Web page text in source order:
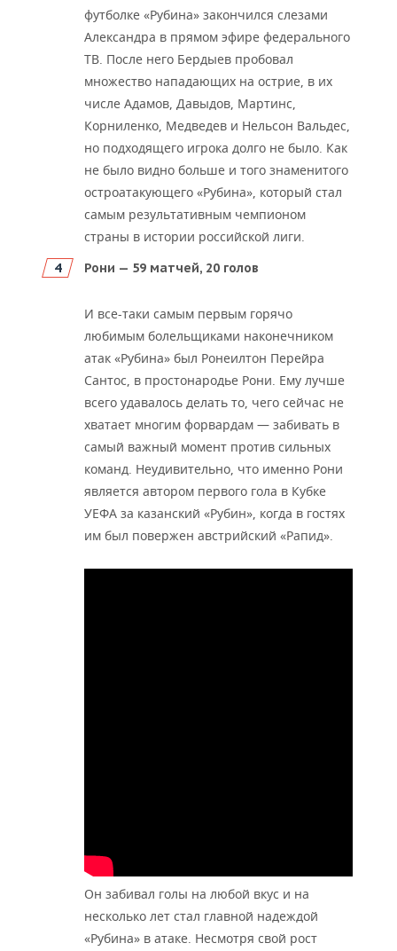
футболке «Рубина» закончился слезами
Александра в прямом эфире федерального
ТВ. После него Бердыев пробовал
множество нападающих на острие, в их
числе Адамов, Давыдов, Мартинс,
Корниленко, Медведев и Нельсон Вальдес,
но подходящего игрока долго не было. Как
не было видно больше и того знаменитого
остроатакующего «Рубина», который стал
самым результативным чемпионом
страны в истории российской лиги.
Рони — 59 матчей, 20 голов
И все-таки самым первым горячо
любимым болельщиками наконечником
атак «Рубина» был Ронеилтон Перейра
Сантос, в простонародье Рони. Ему лучше
всего удавалось делать то, чего сейчас не
хватает многим форвардам — забивать в
самый важный момент против сильных
команд. Неудивительно, что именно Рони
является автором первого гола в Кубке
УЕФА за казанский «Рубин», когда в гостях
им был повержен австрийский «Рапид».
Он забивал голы на любой вкус и на
несколько лет стал главной надеждой
«Рубина» в атаке. Несмотря свой рост